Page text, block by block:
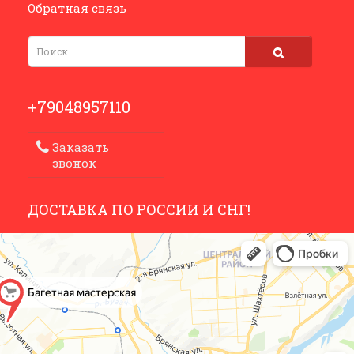
Обратная связь
+79048957110
Заказать
звонок
ДОСТАВКА ПО РОССИИ И СНГ!